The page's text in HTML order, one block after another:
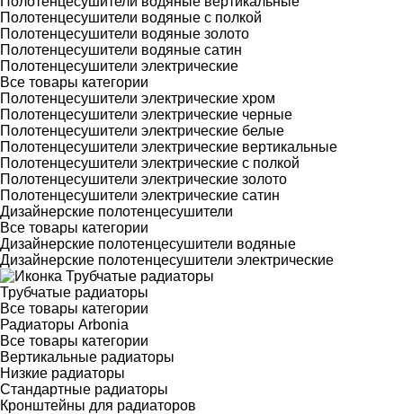
Полотенцесушители водяные с полкой
Полотенцесушители водяные золото
Полотенцесушители водяные сатин
Полотенцесушители электрические
Все товары категории
Полотенцесушители электрические хром
Полотенцесушители электрические черные
Полотенцесушители электрические белые
Полотенцесушители электрические вертикальные
Полотенцесушители электрические с полкой
Полотенцесушители электрические золото
Полотенцесушители электрические сатин
Дизайнерские полотенцесушители
Все товары категории
Дизайнерские полотенцесушители водяные
Дизайнерские полотенцесушители электрические
Трубчатые радиаторы
Все товары категории
Радиаторы Arbonia
Все товары категории
Вертикальные радиаторы
Низкие радиаторы
Стандартные радиаторы
Кронштейны для радиаторов